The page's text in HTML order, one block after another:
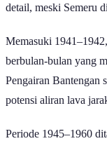
detail, meski Semeru
Memasuki
berbulan-bulan yang
Pengairan Bantengan
potensi aliran lava
Periode 1945–1960